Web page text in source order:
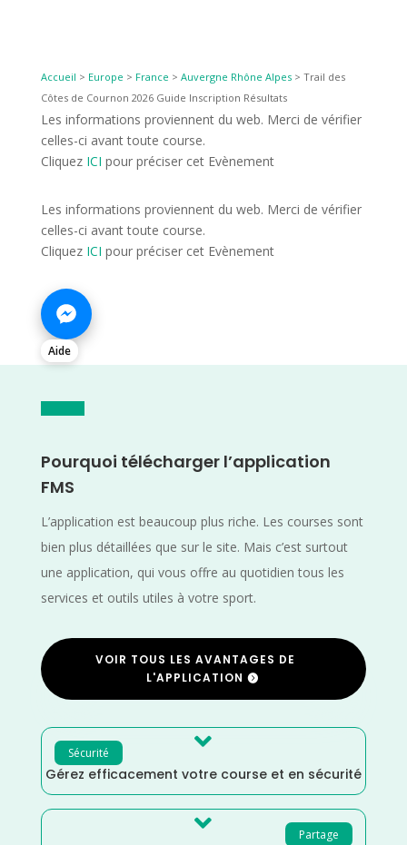
Accueil > Europe > France > Auvergne Rhône Alpes> Trail des
Côtes de Cournon 2026 Guide Inscription Résultats
Les informations proviennent du web. Merci de vérifier
celles-ci avant toute course.
Cliquez ICI pour préciser cet Evènement
Les informations proviennent du web. Merci de vérifier
celles-ci avant toute course.
Cliquez ICI pour préciser cet Evènement
Aide
Pourquoi télécharger l’application
FMS
L’application est beaucoup plus riche. Les courses sont
bien plus détaillées que sur le site. Mais c’est surtout
une application, qui vous offre au quotidien tous les
services et outils utiles à votre sport.
VOIR TOUS LES AVANTAGES DE
L'APPLICATION
Sécurité 
Gérez efficacement votre course et en sécurité
Partage
